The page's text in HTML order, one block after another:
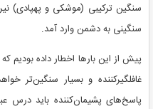
سنگین ترکیبی (موشکی و پهپادی)
سنگینی به دشمن وارد آمد.
پیش از این بارها اخطار داده بودیم
غافلگیرکننده و بسیار سنگین‌تر
پاسخ‌های پشیمان‌کننده باید درس